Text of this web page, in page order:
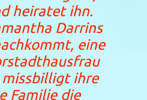
heiratet ihn.
Darrins
eine
missbilligt ihre
Familie die